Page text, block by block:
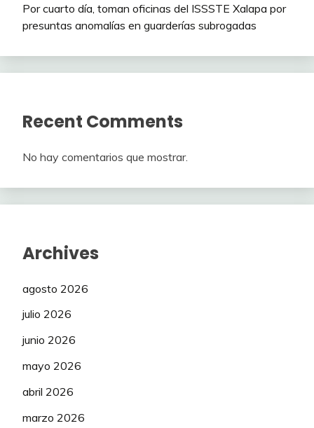
Por cuarto día, toman oficinas del ISSSTE Xalapa por
presuntas anomalías en guarderías subrogadas
Recent Comments
No hay comentarios que mostrar.
Archives
agosto 2026
julio 2026
junio 2026
mayo 2026
abril 2026
marzo 2026